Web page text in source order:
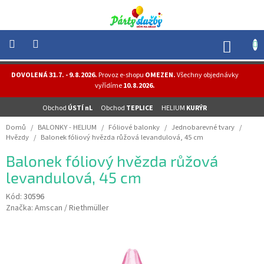
obsah
DOVOLENÁ 31.7. - 9.8.2026.Provoz e-shopu OMEZEN.Všechny objednávky
vyřídíme10.8.2026.
Obchod ÚSTÍ nL Obchod TEPLICE HELIUM KURÝR
NOVINKY
HELIUM
-
OSLAVY
MASKY
-
KOSTÝMY
Domů / BALONKY - HELIUM / Fóliové balonky / Jednobarevné tvary /
Hvězdy / Balonek fóliový hvězda růžová levandulová, 45 cm
Balonek fóliový hvězda růžová
levandulová, 45 cm
Kód: 30596
Značka: Amscan / Riethmüller